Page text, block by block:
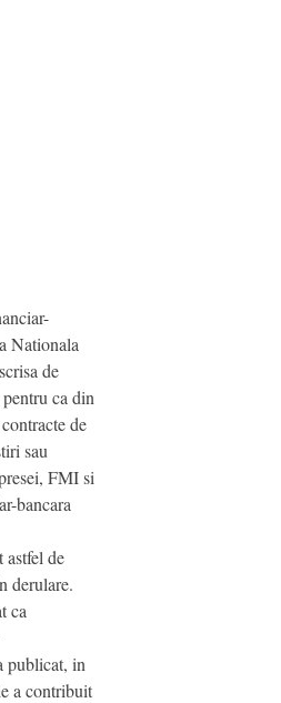
Nationala
de
ca din
de
sau
FMI si
bancara
de
derulare.
ca
publicat, in
a contribuit